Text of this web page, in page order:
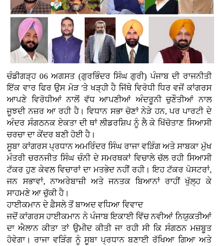
ਚੰਡੀਗੜ੍ਹ 06 ਅਗਸਤ (ਗੁਰਭਿੰਦਰ ਸਿੰਘ ਗੁਰੀ)ਪੰਜਾਬ ਦੀ ਰਾਜਨੀਤੀ
ਇੱਕ ਵਾਰ ਫਿਰ ਉਸ ਮੋੜ 'ਤੇ ਖੜ੍ਹੀ ਹੈ ਜਿੱਥੇ ਵਿਰੋਧੀ ਧਿਰ ਵਜੋਂ ਕਾਂਗਰਸ
ਆਪਣੇ ਵਿਰੋਧੀਆਂ ਨਾਲੋਂ ਵੱਧ ਆਪਣੀਆਂ ਅੰਦਰੂਨੀ ਚੁਣੌਤੀਆਂ ਨਾਲ
ਜੂਝਦੀ ਨਜ਼ਰ ਆ ਰਹੀ ਹੈ। ਵਿਧਾਨ ਸਭਾ ਚੋਣਾਂ ਨੇੜੇ ਹਨ, ਪਰ ਪਾਰਟੀ ਦੇ
ਅੰਦਰ ਸੰਗਠਨਕ ਏਕਤਾ ਦੀ ਥਾਂ ਲੀਡਰਸ਼ਿਪ ਨੂੰ ਲੈ ਕੇ ਖਿੱਚੋਤਾਣ ਸਿਆਸੀ
ਚਰਚਾ ਦਾ ਕੇਂਦਰ ਬਣੀ ਹੋਈ ਹੈ।
ਸੂਬਾ ਕਾਂਗਰਸ ਪ੍ਰਧਾਨ ਅਮਰਿੰਦਰ ਸਿੰਘ ਰਾਜਾ ਵੜਿੰਗ ਅਤੇ ਸਾਬਕਾ ਮੁੱਖ
ਮੰਤਰੀ ਚਰਨਜੀਤ ਸਿੰਘ ਚੰਨੀ ਦੇ ਸਮਰਥਕਾਂ ਵਿਚਾਲੇ ਚੱਲ ਰਹੀ ਸਿਆਸੀ
ਟੱਕਰ ਹੁਣ ਕੇਵਲ ਵਿਚਾਰਾਂ ਦਾ ਮਤਭੇਦ ਨਹੀਂ ਰਹੀ। ਇਹ ਟੱਕਰ ਪੋਸਟਰਾਂ,
ਜਨ ਸਭਾਵਾਂ, ਨਾਅਰੇਬਾਜ਼ੀ ਅਤੇ ਜਨਤਕ ਬਿਆਨਾਂ ਰਾਹੀਂ ਖੁੱਲ੍ਹ ਕੇ
ਸਾਹਮਣੇ ਆ ਚੁੱਕੀ ਹੈ।
ਹਾਈਕਮਾਨ ਦੇ ਫ਼ੈਸਲੇ ਤੋਂ ਬਾਅਦ ਵਧਿਆ ਵਿਵਾਦ
ਜਦੋਂ ਕਾਂਗਰਸ ਹਾਈਕਮਾਨ ਨੇ ਪੰਜਾਬ ਇਕਾਈ ਵਿੱਚ ਨਵੀਆਂ ਨਿਯੁਕਤੀਆਂ
ਦਾ ਐਲਾਨ ਕੀਤਾ ਤਾਂ ਉਮੀਦ ਕੀਤੀ ਜਾ ਰਹੀ ਸੀ ਕਿ ਸੰਗਠਨ ਮਜ਼ਬੂਤ
ਹੋਵੇਗਾ। ਰਾਜਾ ਵੜਿੰਗ ਨੂੰ ਸੂਬਾ ਪ੍ਰਧਾਨ ਬਣਾਈ ਰੱਖਿਆ ਗਿਆ ਅਤੇ